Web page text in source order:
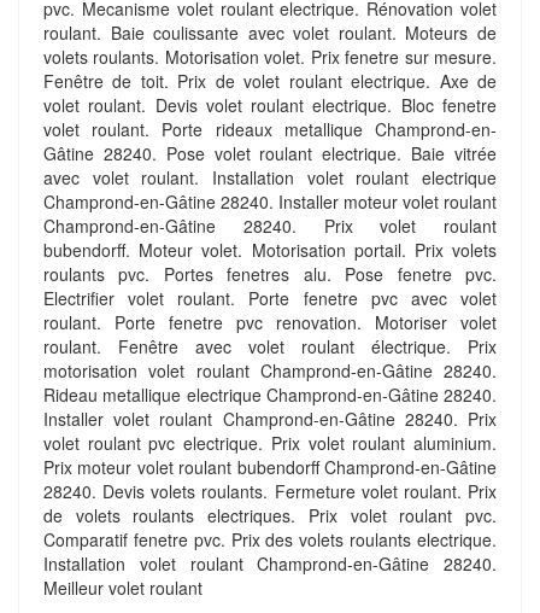
pvc. Mecanisme volet roulant electrique. Rénovation volet
roulant. Baie coulissante avec volet roulant. Moteurs de
volets roulants. Motorisation volet. Prix fenetre sur mesure.
Fenêtre de toit. Prix de volet roulant electrique. Axe de
volet roulant. Devis volet roulant electrique. Bloc fenetre
volet roulant. Porte rideaux metallique Champrond-en-
Gâtine 28240. Pose volet roulant electrique. Baie vitrée
avec volet roulant. Installation volet roulant electrique
Champrond-en-Gâtine 28240. Installer moteur volet roulant
Champrond-en-Gâtine 28240. Prix volet roulant
bubendorff. Moteur volet. Motorisation portail. Prix volets
roulants pvc. Portes fenetres alu. Pose fenetre pvc.
Electrifier volet roulant. Porte fenetre pvc avec volet
roulant. Porte fenetre pvc renovation. Motoriser volet
roulant. Fenêtre avec volet roulant électrique. Prix
motorisation volet roulant Champrond-en-Gâtine 28240.
Rideau metallique electrique Champrond-en-Gâtine 28240.
Installer volet roulant Champrond-en-Gâtine 28240. Prix
volet roulant pvc electrique. Prix volet roulant aluminium.
Prix moteur volet roulant bubendorff Champrond-en-Gâtine
28240. Devis volets roulants. Fermeture volet roulant. Prix
de volets roulants electriques. Prix volet roulant pvc.
Comparatif fenetre pvc. Prix des volets roulants electrique.
Installation volet roulant Champrond-en-Gâtine 28240.
Meilleur volet roulant